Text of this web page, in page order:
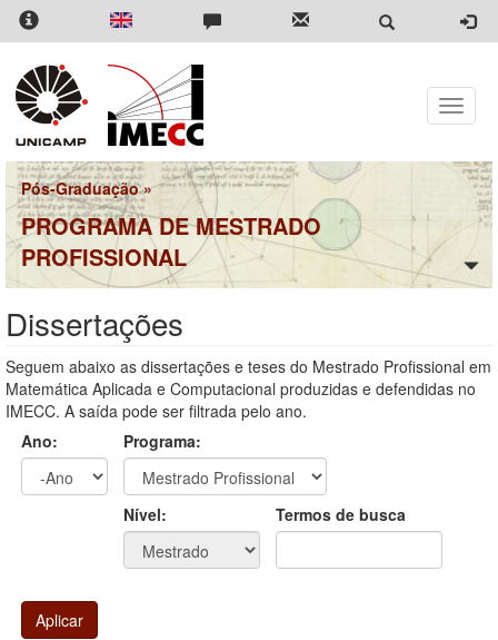
Pular
para
conteúdo
principal
Toggle
Pós-Graduação»
PROGRAMA DE MESTRADO
PROFISSIONAL
Dissertações
Seguem abaixo as dissertações e teses do Mestrado Profissional em
Matemática Aplicada e Computacional produzidas e defendidas no
IMECC. A saída pode ser filtrada pelo ano.
Ano:
Programa:
Nível: Termos de busca
Aplicar